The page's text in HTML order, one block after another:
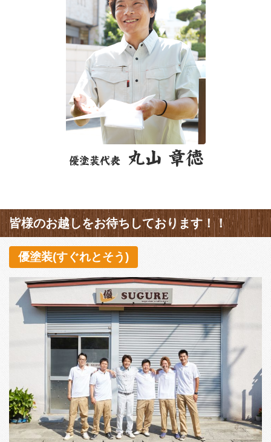
皆様のお越しをお待ちしております！！
優塗装(すぐれとそう)